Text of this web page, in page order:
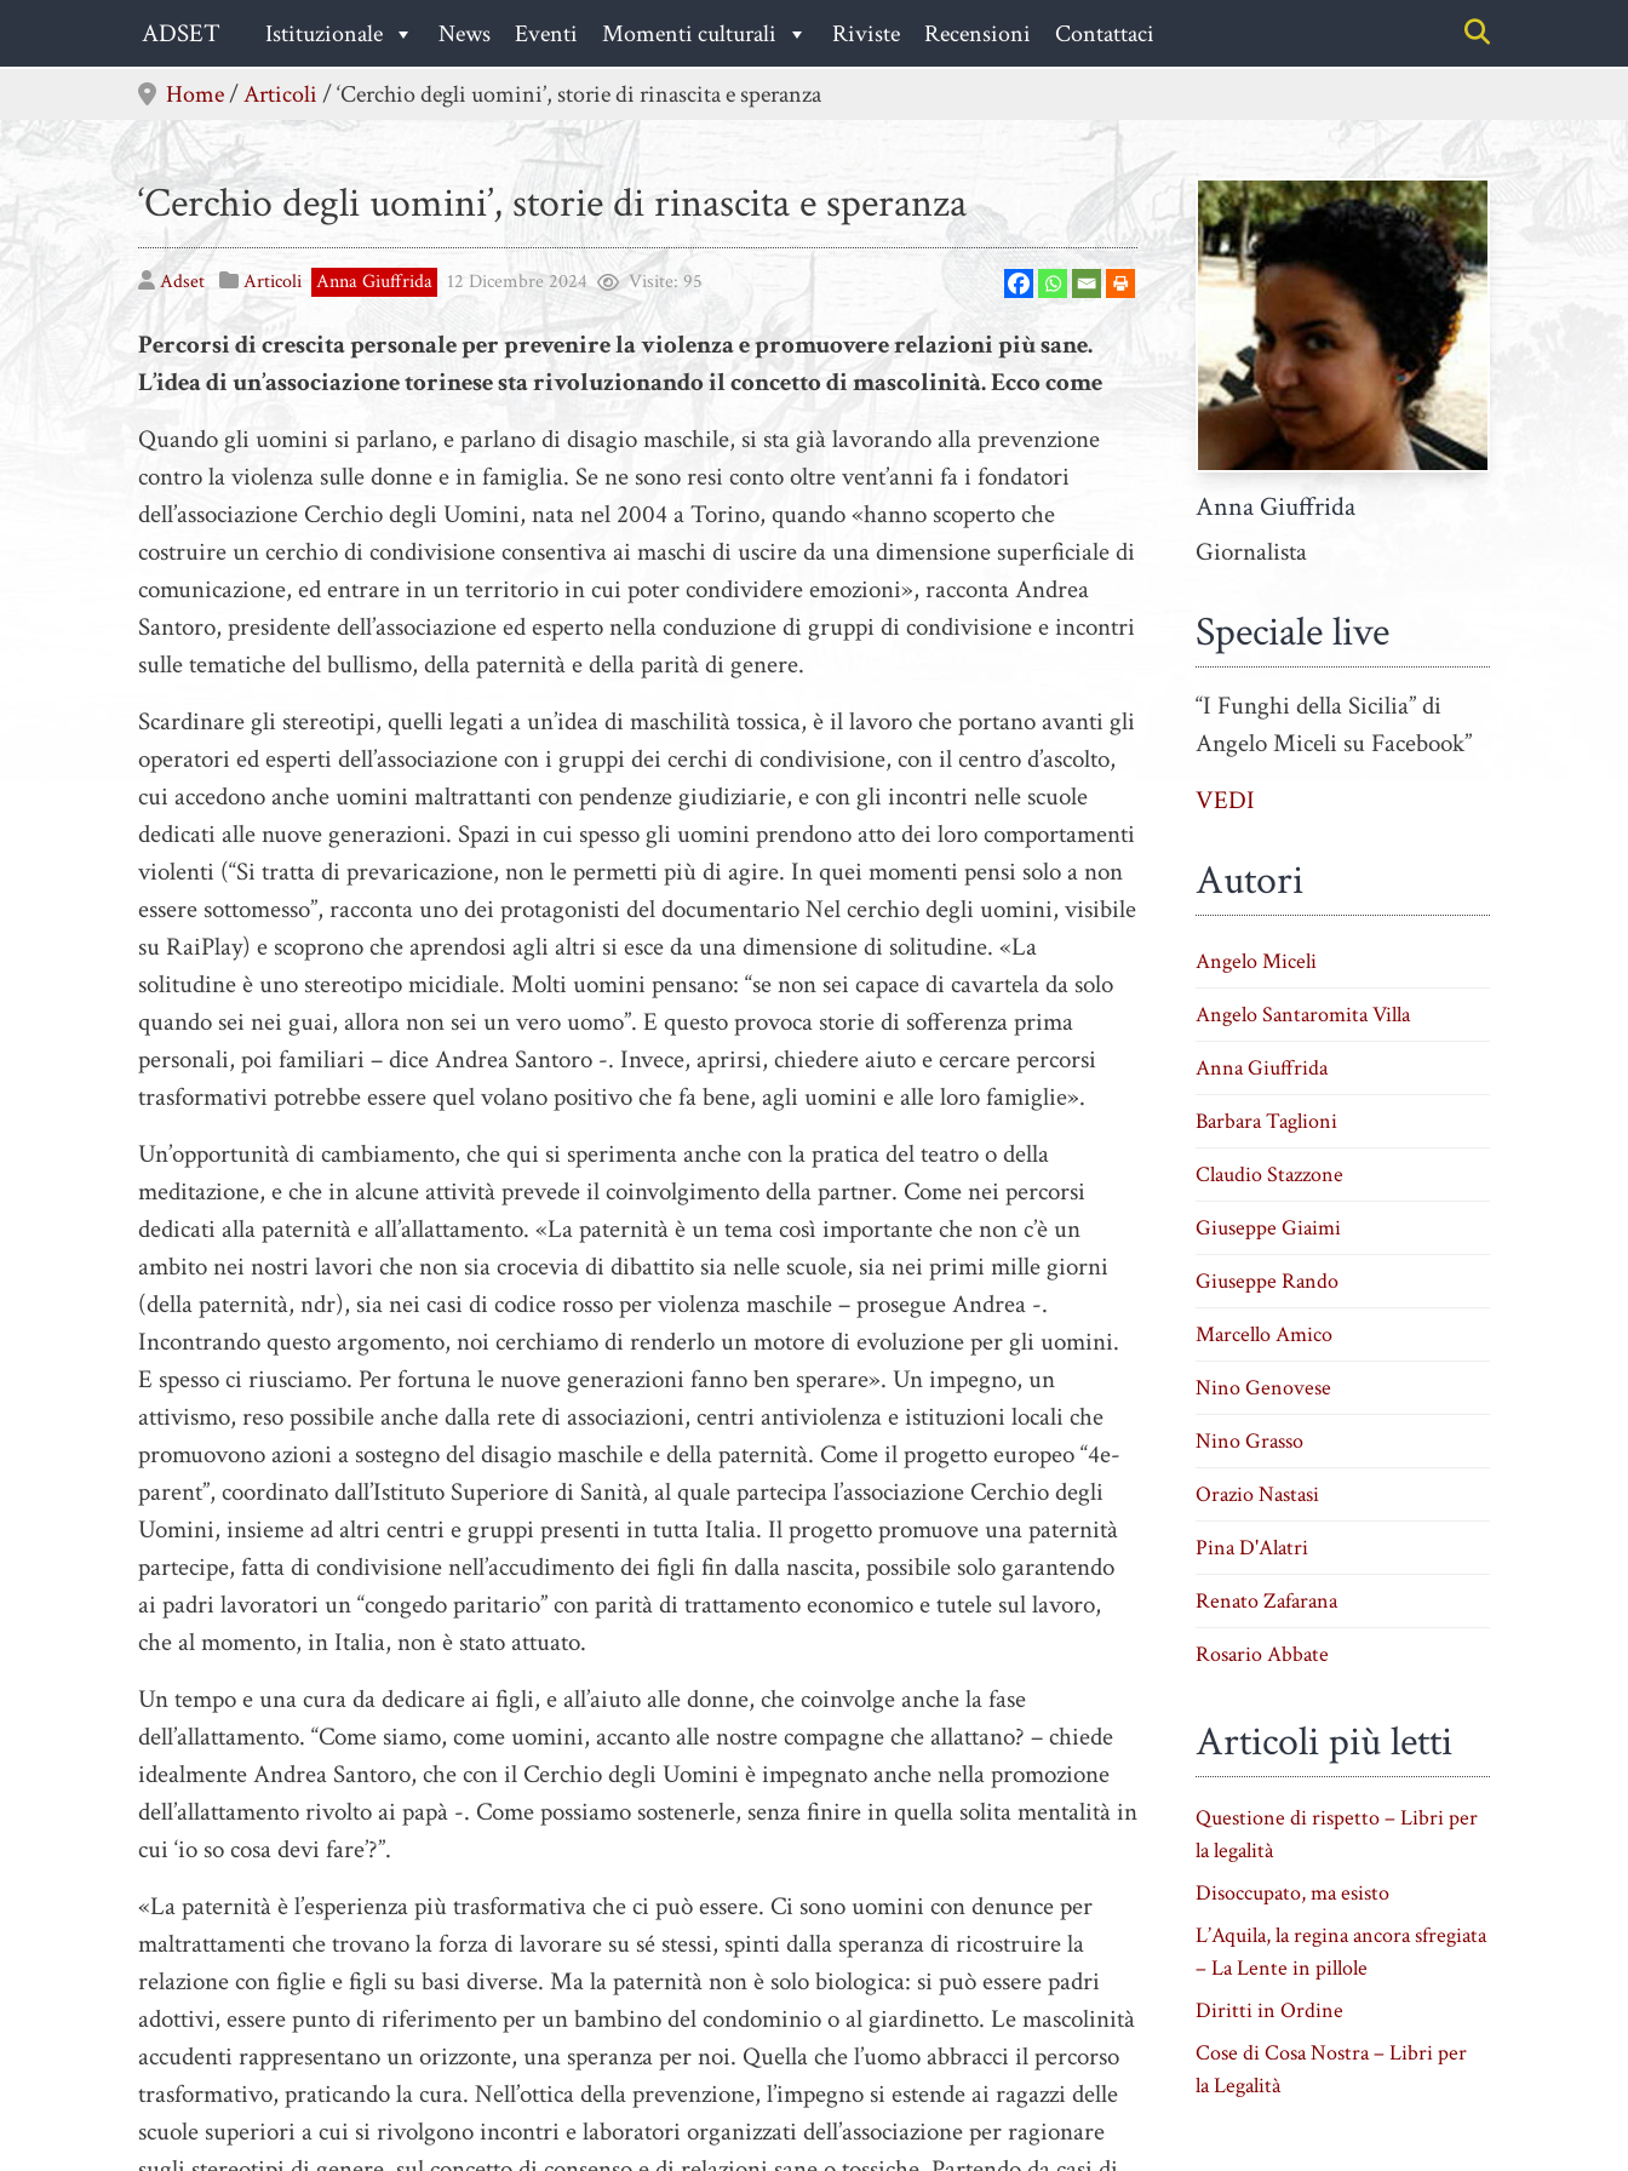
ADSET Istituzionale News Eventi Momenti culturali Riviste Recensioni
Contattaci
Home/Articoli/‘Cerchio degli uomini’, storie di rinascita e speranza
‘Cerchio degli uomini’, storie di rinascita e speranza
Adset Articoli Anna Giuffrida 12 Dicembre 2024 Visite: 95
Percorsi di crescita personale per prevenire la violenza e promuovere relazioni più sane.
L’idea di un’associazione torinese sta rivoluzionando il concetto di mascolinità. Ecco come
Quando gli uomini si parlano, e parlano di disagio maschile, si sta già lavorando alla prevenzione
contro la violenza sulle donne e in famiglia. Se ne sono resi conto oltre vent’anni fa i fondatori
dell’associazione Cerchio degli Uomini, nata nel 2004 a Torino, quando «hanno scoperto che
costruire un cerchio di condivisione consentiva ai maschi di uscire da una dimensione superficiale di
comunicazione, ed entrare in un territorio in cui poter condividere emozioni», racconta Andrea
Santoro, presidente dell’associazione ed esperto nella conduzione di gruppi di condivisione e incontri
sulle tematiche del bullismo, della paternità e della parità di genere.
Scardinare gli stereotipi, quelli legati a un’idea di maschilità tossica, è il lavoro che portano avanti gli
operatori ed esperti dell’associazione con i gruppi dei cerchi di condivisione, con il centro d’ascolto,
cui accedono anche uomini maltrattanti con pendenze giudiziarie, e con gli incontri nelle scuole
dedicati alle nuove generazioni. Spazi in cui spesso gli uomini prendono atto dei loro comportamenti
violenti (“Si tratta di prevaricazione, non le permetti più di agire. In quei momenti pensi solo a non
essere sottomesso”, racconta uno dei protagonisti del documentario Nel cerchio degli uomini, visibile
su RaiPlay) e scoprono che aprendosi agli altri si esce da una dimensione di solitudine. «La
solitudine è uno stereotipo micidiale. Molti uomini pensano: “se non sei capace di cavartela da solo
quando sei nei guai, allora non sei un vero uomo”. E questo provoca storie di sofferenza prima
personali, poi familiari – dice Andrea Santoro -. Invece, aprirsi, chiedere aiuto e cercare percorsi
trasformativi potrebbe essere quel volano positivo che fa bene, agli uomini e alle loro famiglie».
Un’opportunità di cambiamento, che qui si sperimenta anche con la pratica del teatro o della
meditazione, e che in alcune attività prevede il coinvolgimento della partner. Come nei percorsi
dedicati alla paternità e all’allattamento. «La paternità è un tema così importante che non c’è un
ambito nei nostri lavori che non sia crocevia di dibattito sia nelle scuole, sia nei primi mille giorni
(della paternità, ndr), sia nei casi di codice rosso per violenza maschile – prosegue Andrea -.
Incontrando questo argomento, noi cerchiamo di renderlo un motore di evoluzione per gli uomini.
E spesso ci riusciamo. Per fortuna le nuove generazioni fanno ben sperare». Un impegno, un
attivismo, reso possibile anche dalla rete di associazioni, centri antiviolenza e istituzioni locali che
promuovono azioni a sostegno del disagio maschile e della paternità. Come il progetto europeo “4e-
parent”, coordinato dall’Istituto Superiore di Sanità, al quale partecipa l’associazione Cerchio degli
Uomini, insieme ad altri centri e gruppi presenti in tutta Italia. Il progetto promuove una paternità
partecipe, fatta di condivisione nell’accudimento dei figli fin dalla nascita, possibile solo garantendo
ai padri lavoratori un “congedo paritario” con parità di trattamento economico e tutele sul lavoro,
che al momento, in Italia, non è stato attuato.
Un tempo e una cura da dedicare ai figli, e all’aiuto alle donne, che coinvolge anche la fase
dell’allattamento. “Come siamo, come uomini, accanto alle nostre compagne che allattano? – chiede
idealmente Andrea Santoro, che con il Cerchio degli Uomini è impegnato anche nella promozione
dell’allattamento rivolto ai papà -. Come possiamo sostenerle, senza finire in quella solita mentalità in
cui ‘io so cosa devi fare’?”.
«La paternità è l’esperienza più trasformativa che ci può essere. Ci sono uomini con denunce per
maltrattamenti che trovano la forza di lavorare su sé stessi, spinti dalla speranza di ricostruire la
relazione con figlie e figli su basi diverse. Ma la paternità non è solo biologica: si può essere padri
adottivi, essere punto di riferimento per un bambino del condominio o al giardinetto. Le mascolinità
accudenti rappresentano un orizzonte, una speranza per noi. Quella che l’uomo abbracci il percorso
trasformativo, praticando la cura. Nell’ottica della prevenzione, l’impegno si estende ai ragazzi delle
scuole superiori a cui si rivolgono incontri e laboratori organizzati dell’associazione per ragionare
Anna Giuffrida
Giornalista
Speciale live
“I Funghi della Sicilia” di
Angelo Miceli su Facebook”
VEDI
Autori
Angelo Miceli
Angelo Santaromita Villa
Anna Giuffrida
Barbara Taglioni
Claudio Stazzone
Giuseppe Giaimi
Giuseppe Rando
Marcello Amico
Nino Genovese
Nino Grasso
Orazio Nastasi
Pina D'Alatri
Renato Zafarana
Rosario Abbate
Articoli più letti
Questione di rispetto – Libri per
la legalità
Disoccupato, ma esisto
L’Aquila, la regina ancora sfregiata
– La Lente in pillole
Diritti in Ordine
Cose di Cosa Nostra – Libri per
la Legalità